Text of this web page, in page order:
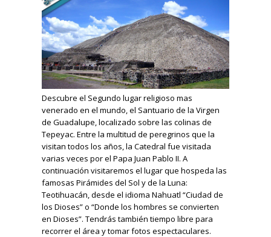
Descubre el Segundo lugar religioso mas
venerado en el mundo, el Santuario de la Virgen
de Guadalupe, localizado sobre las colinas de
Tepeyac. Entre la multitud de peregrinos que la
visitan todos los años, la Catedral fue visitada
varias veces por el Papa Juan Pablo II. A
continuación visitaremos el lugar que hospeda las
famosas Pirámides del Sol y de la Luna:
Teotihuacán, desde el idioma Nahuatl “Ciudad de
los Dioses” o “Donde los hombres se convierten
en Dioses”. Tendrás también tiempo libre para
recorrer el área y tomar fotos espectaculares.